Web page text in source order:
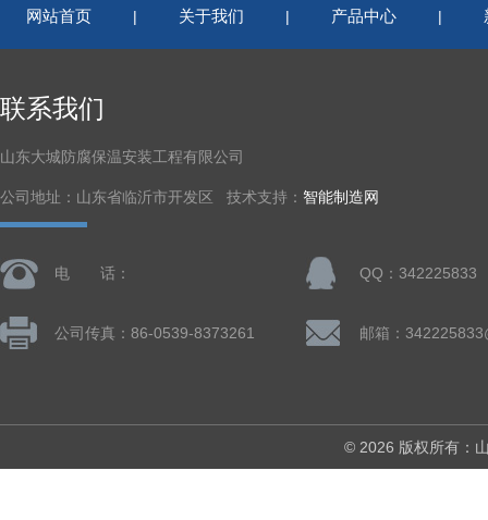
网站首页 | 关于我们 | 产品中心 |
联系我们
山东大城防腐保温安装工程有限公司
公司地址：山东省临沂市开发区 技术支持： 智能制造网
电 话： QQ：342225833
公司传真：86-0539-8373261 邮箱：
© 2026 版权所有：